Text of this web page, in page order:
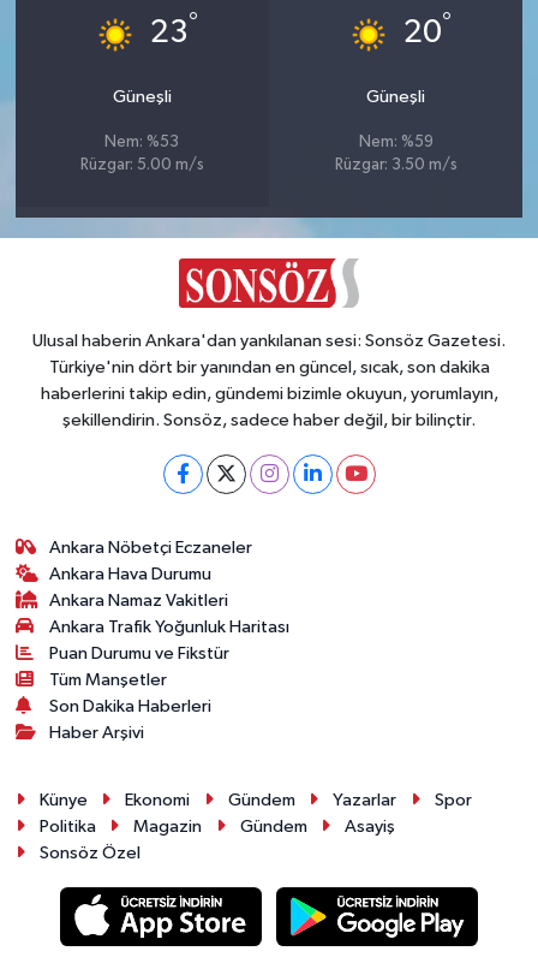
23°
Güneşli
Nem: %53
Rüzgar: 5.00 m/s
20°
Güneşli
Nem: %59
Rüzgar: 3.50 m/s
Ulusal haberin Ankara'dan yankılanan sesi: Sonsöz Gazetesi.
Türkiye'nin dört bir yanından en güncel, sıcak, son dakika
haberlerini takip edin, gündemi bizimle okuyun, yorumlayın,
şekillendirin. Sonsöz, sadece haber değil, bir bilinçtir.
Ankara Nöbetçi Eczaneler
Ankara Hava Durumu
Ankara Namaz Vakitleri
Ankara Trafik Yoğunluk Haritası
Puan Durumu ve Fikstür
Tüm Manşetler
Son Dakika Haberleri
Haber Arşivi
Künye Ekonomi Gündem Yazarlar
Spor
Politika
Magazin Gündem
Asayiş
Sonsöz Özel